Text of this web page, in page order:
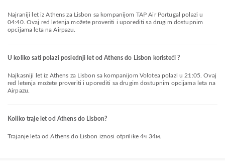
Najraniji let iz Athens za Lisbon sa kompanijom TAP Air Portugal polazi u
04:40. Ovaj red letenja možete proveriti i uporediti sa drugim dostupnim
opcijama leta na Airpazu.
U koliko sati polazi poslednji let od Athens do Lisbon koristeći ?
Najkasniji let iz Athens za Lisbon sa kompanijom Volotea polazi u 21:05. Ovaj
red letenja možete proveriti i uporediti sa drugim dostupnim opcijama leta na
Airpazu.
Koliko traje let od Athens do Lisbon?
Trajanje leta od Athens do Lisbon iznosi otprilike 4ч 34м.